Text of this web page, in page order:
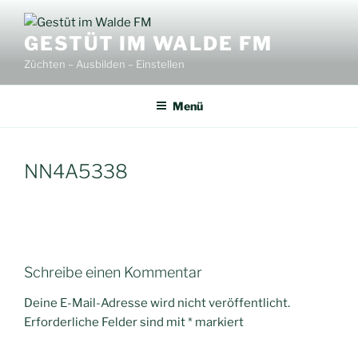
Inhalt
springenGESTÜT IM WALDE FM
Züchten – Ausbilden – Einstellen
Menü
NN4A5338
Schreibe einen Kommentar
Deine E-Mail-Adresse wird nicht veröffentlicht.
Erforderliche Felder sind mit* markiert